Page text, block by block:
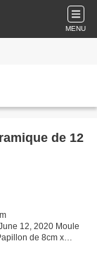
MENU
de 12
12, 2020 Moule
de 8cm x